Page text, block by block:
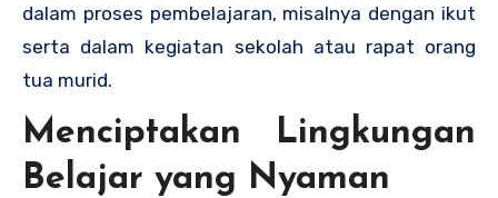
dalam proses pembelajaran, misalnya dengan ikut
serta dalam kegiatan sekolah atau rapat orang
tua murid.
Menciptakan Lingkungan
Belajar yang Nyaman